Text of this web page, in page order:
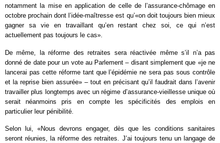
notamment la mise en application de celle de l’assurance-chômage en
octobre prochain dont l’idée-maîtresse est qu’«on doit toujours bien mieux
gagner sa vie en travaillant qu’en restant chez soi, ce qui n’est
actuellement pas toujours le cas».
De même, la réforme des retraites sera réactivée même s’il n’a pas
donné de date pour un vote au Parlement – disant simplement que «je ne
lancerai pas cette réforme tant que l’épidémie ne sera pas sous contrôle
et la reprise bien assurée» – tout en précisant qu’il faudrait dans l’avenir
travailler plus longtemps avec un régime d’assurance-vieillesse unique où
serait néanmoins pris en compte les spécificités des emplois en
particulier leur pénibilité.
Selon lui, «Nous devrons engager, dès que les conditions sanitaires
seront réunies, la réforme des retraites. J’ai toujours tenu un langage de